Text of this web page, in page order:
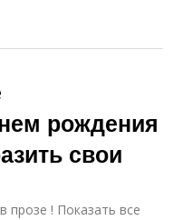
рождения
свои
прозе ! Показать все